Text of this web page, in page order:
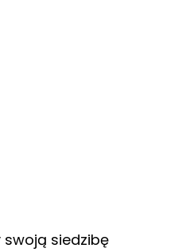
swoją siedzibę